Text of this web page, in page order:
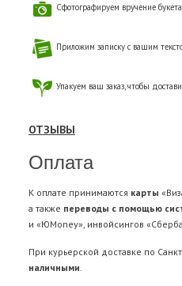
Сфотографируем вручение букета
Приложим записку с вашим
Упакуем ваш заказ, чтобы
ОТЗЫВЫ
Оплата
К оплате принимаются карты
а также переводы с помощью
и «ЮMoney», инвойсингов
При курьерской доставке по
наличными.